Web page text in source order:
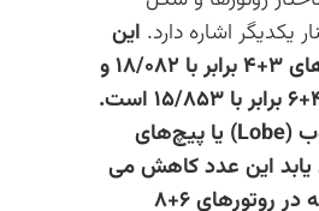
یکدیگر اشاره دارد. این
عدد برای روتورهای ۳+۴ برابر با ۱۸/۰۸۲ و
برای روتورهای ۴+۶ برابر با ۱۵/۸۵۳ است.
هر چه تعداد لوب (Lobe) یا پیچ‌های
یابد این عدد کاهش می
یابد، به طوری که در روتورهای ۶+۸